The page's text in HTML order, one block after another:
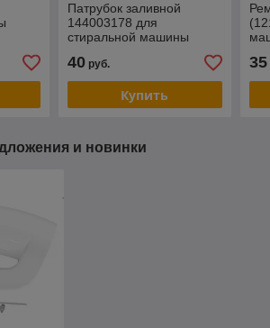
Патрубок заливной
144003178 для
стиральной машины
(C00307562) (Разборка)
40руб.
Купить
35
и новинки